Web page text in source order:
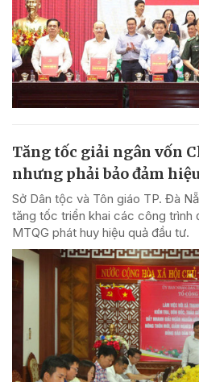
Tăng tốc giải ngân vốn
nhưng phải bảo đảm
Sở Dân tộc và Tôn giáo TP. Đà
tăng tốc triển khai các công trình
MTQG phát huy hiệu quả đầu tư.